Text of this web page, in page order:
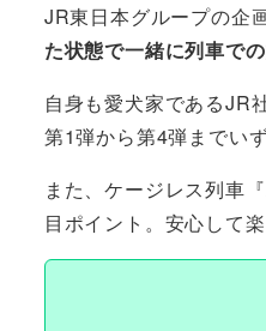
JR東日本グループの企
た状態で一緒に列車で
自身も愛犬家であるJR
第1弾から第4弾までい
また、ケージレス列車
目ポイント。安心して